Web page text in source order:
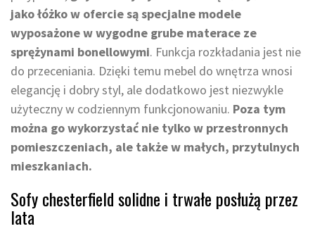
jako łóżko w ofercie są specjalne modele
wyposażone w wygodne grube materace ze
sprężynami bonellowymi. Funkcja rozkładania jest nie
do przeceniania. Dzięki temu mebel do wnętrza wnosi
elegancję i dobry styl, ale dodatkowo jest niezwykle
użyteczny w codziennym funkcjonowaniu. Poza tym
można go wykorzystać nie tylko w przestronnych
pomieszczeniach, ale także w małych, przytulnych
mieszkaniach.
Sofy chesterfield solidne i trwałe posłużą przez
lata